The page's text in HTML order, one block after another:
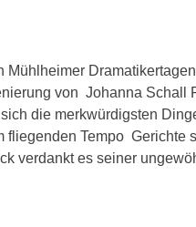
von Johanna Schall
die merkwürdigsten
fliegenden Tempo
verdankt es seiner